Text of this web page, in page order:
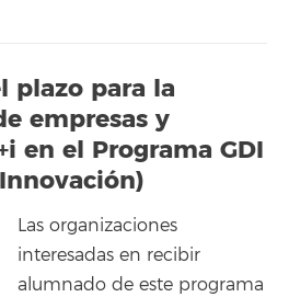
plazo para la
empresas y
en el Programa GDI
Las organizaciones
interesadas en recibir
alumnado de este programa